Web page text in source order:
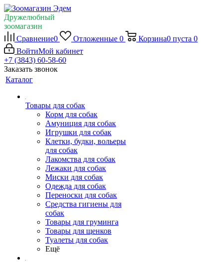
Дружелюбный
зоомагазин
Сравнение0 Отложенные 0 Корзина0 пуста 0
ВойтиМой кабинет
+7 (3843) 60-58-60
Заказать звонок
Каталог
Товары для собак
Корм для собак
Амуниция для собак
Игрушки для собак
Клетки, будки, вольеры
для собак
Лакомства для собак
Лежаки для собак
Миски для собак
Одежда для собак
Переноски для собак
Средства гигиены для
собак
Товары для груминга
Товары для щенков
Туалеты для собак
Ещё